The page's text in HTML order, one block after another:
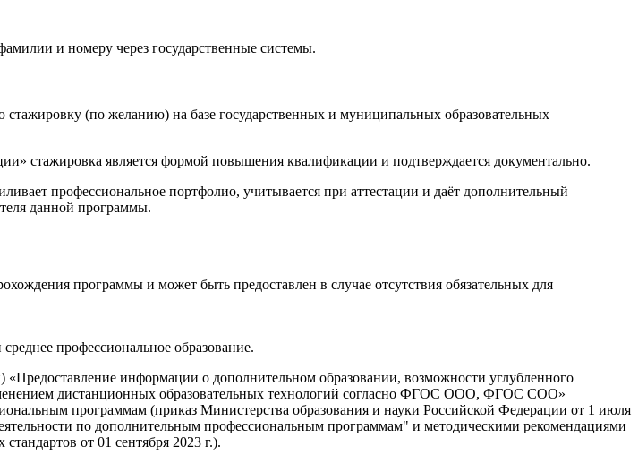
и номеру через государственные системы.
(по желанию) на базе государственных и муниципальных образовательных
стажировка является формой повышения квалификации и подтверждается документально.
профессиональное портфолио, учитывается при аттестации и даёт дополнительный
данной программы.
программы и может быть предоставлен в случае отсутствия обязательных для
профессиональное образование.
информации о дополнительном образовании, возможности углубленного
дистанционных образовательных технологий согласно ФГОС ООО, ФГОС СОО»
программам (приказ Министерства образования и науки Российской Федерации от 1 июля
по дополнительным профессиональным программам" и методическими рекомендациями
от 01 сентября 2023 г.).